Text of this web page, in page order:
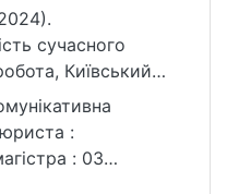
сучасного
Київський
імені Тараса
15071834/283
:
: 03